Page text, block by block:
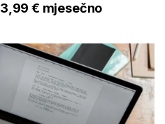
€ mjesečno